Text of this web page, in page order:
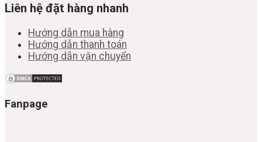
Liên hệ đặt hàng nhanh
Hướng dẫn mua hàng
Hướng dẫn thanh toán
Hướng dẫn vận chuyển
Fanpage